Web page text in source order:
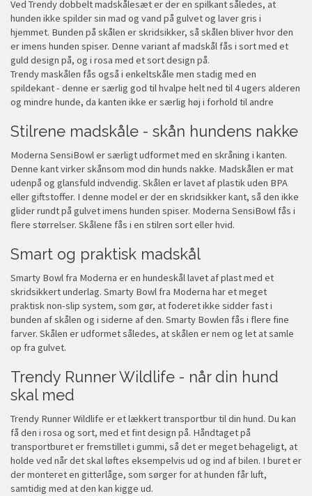
Ved Trendy dobbelt madskålesæt er der en spilkant således, at
hunden ikke spilder sin mad og vand på gulvet og laver gris i
hjemmet. Bunden på skålen er skridsikker, så skålen bliver hvor den
er imens hunden spiser. Denne variant af madskål fås i sort med et
guld design på, og i rosa med et sort design på.
Trendy maskålen fås også i enkeltskåle men stadig med en
spildekant - denne er særlig god til hvalpe helt ned til 4 ugers alderen
og mindre hunde, da kanten ikke er særlig høj i forhold til andre
Stilrene madskåle - skån hundens nakke
Moderna SensiBowl er særligt udformet med en skråning i kanten.
Denne kant virker skånsom mod din hunds nakke. Madskålen er mat
udenpå og glansfuld indvendig. Skålen er lavet af plastik uden BPA
eller giftstoffer. I denne model er der en skridsikker kant, så den ikke
glider rundt på gulvet imens hunden spiser. Moderna SensiBowl fås i
flere størrelser. Skålene fås i en stilren sort eller hvid.
Smart og praktisk madskål
Smarty Bowl fra Moderna er en hundeskål lavet af plast med et
skridsikkert underlag. Smarty Bowl fra Moderna har et meget
praktisk non-slip system, som gør, at foderet ikke sidder fast i
bunden af skålen og i siderne af den. Smarty Bowlen fås i flere fine
farver. Skålen er udformet således, at skålen er nem og let at samle
op fra gulvet.
Trendy Runner Wildlife - når din hund
skal med
Trendy Runner Wildlife er et lækkert transportbur til din hund. Du kan
få den i rosa og sort, med et fint design på. Håndtaget på
transportburet er fremstillet i gummi, så det er meget behageligt, at
holde ved når det skal løftes eksempelvis ud og ind af bilen. I buret er
der monteret en gitterlåge, som sørger for at hunden får luft,
samtidig med at den kan kigge ud.